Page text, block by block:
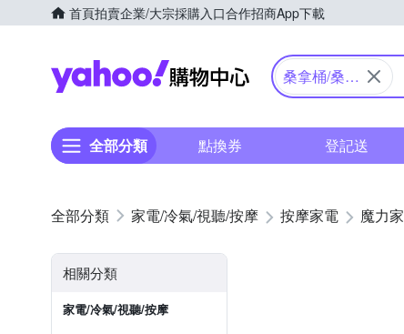
首頁拍賣企業/大宗採購入口合作招商App下載
Yahoo購物中心
桑拿桶/桑拿
全部分類 點換券 登記送
家電/冷氣/視聽/按摩 按摩家電 魔力家
相關分類
家電/冷氣/視聽/按摩